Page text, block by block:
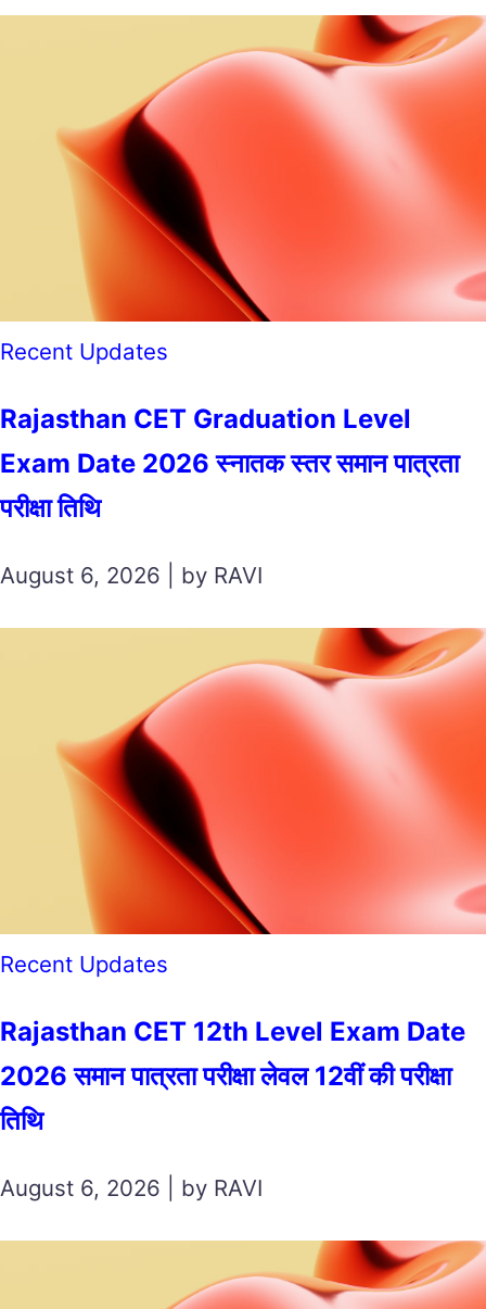
Recent Updates
Rajasthan CET Graduation Level
Exam Date 2026 स्नातक स्तर समान पात्रता
परीक्षा तिथि
August 6, 2026 | by RAVI
Recent Updates
Rajasthan CET 12th Level Exam Date
2026 समान पात्रता परीक्षा लेवल 12वीं की परीक्षा
तिथि
August 6, 2026 | by RAVI